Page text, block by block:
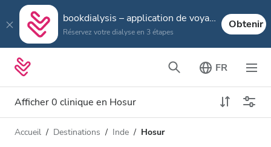
bookdialysis – application de voyage
Réservez votre dialyse en 3 étapes
Obtenir
FR
Afficher 0 clinique en Hosur
Type de dialyse
Distance
Accueil Destinations Inde Hosur